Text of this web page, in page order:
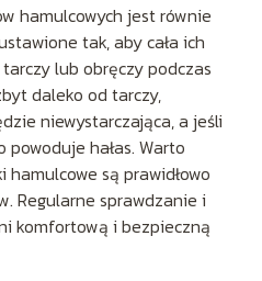
hamulcowych jest równie
tak, aby cała ich
lub obręczy podczas
daleko od tarczy,
niewystarczająca, a jeśli
powoduje hałas. Warto
są prawidłowo
Regularne sprawdzanie i
komfortową i bezpieczną